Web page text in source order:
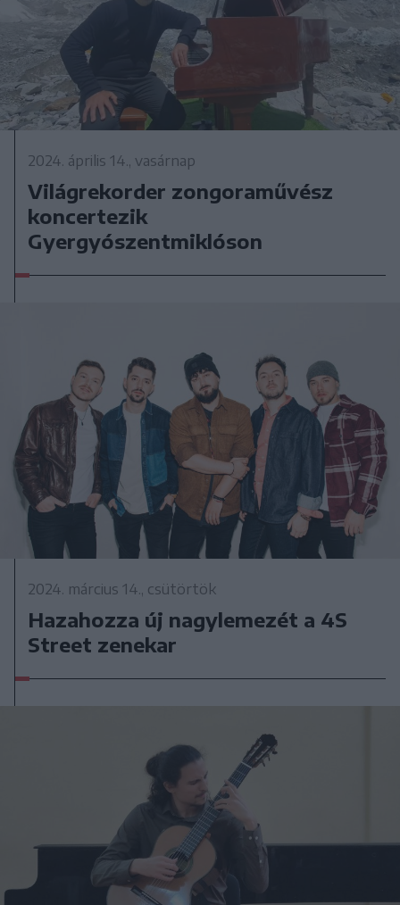
2024. április 14., vasárnap
Világrekorder zongoraművész
koncertezik
Gyergyószentmiklóson
2024. március 14., csütörtök
Hazahozza új nagylemezét a 4S
Street zenekar